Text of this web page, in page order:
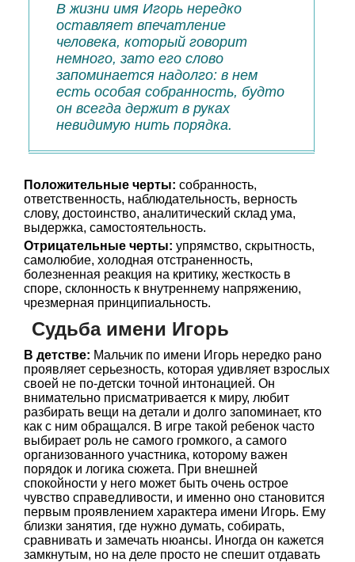
В жизни имя Игорь нередко
оставляет впечатление
человека, который говорит
немного, зато его слово
запоминается надолго: в нем
есть особая собранность, будто
он всегда держит в руках
невидимую нить порядка.
Положительные черты: собранность,
ответственность, наблюдательность, верность
слову, достоинство, аналитический склад ума,
выдержка, самостоятельность.
Отрицательные черты: упрямство, скрытность,
самолюбие, холодная отстраненность,
болезненная реакция на критику, жесткость в
споре, склонность к внутреннему напряжению,
чрезмерная принципиальность.
Судьба имени Игорь
В детстве: Мальчик по имени Игорь нередко рано
проявляет серьезность, которая удивляет взрослых
своей не по-детски точной интонацией. Он
внимательно присматривается к миру, любит
разбирать вещи на детали и долго запоминает, кто
как с ним обращался. В игре такой ребенок часто
выбирает роль не самого громкого, а самого
организованного участника, которому важен
порядок и логика сюжета. При внешней
спокойности у него может быть очень острое
чувство справедливости, и именно оно становится
первым проявлением характера имени Игорь. Ему
близки занятия, где нужно думать, собирать,
сравнивать и замечать нюансы. Иногда он кажется
замкнутым, но на деле просто не спешит отдавать